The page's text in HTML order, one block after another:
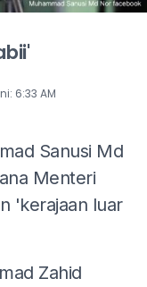
: 6:33 AM
Sanusi Md
Menteri
'kerajaan luar
Zahid